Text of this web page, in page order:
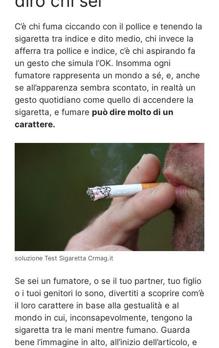
C’è chi fuma ciccando con il pollice e tenendo la
sigaretta tra indice e dito medio, chi invece la
afferra tra pollice e indice, c’è chi aspirando fa
un gesto che simula l’OK. Insomma ogni
fumatore rappresenta un mondo a sé, e, anche
se all’apparenza sembra scontato, in realtà un
gesto quotidiano come quello di accendere la
sigaretta, e fumare può dire molto di un
carattere.
soluzione Test Sigaretta Crmag.it
Se sei un fumatore, o se il tuo partner, tuo figlio
o i tuoi genitori lo sono, divertiti a scoprire com’è
il loro carattere in base alla gestualità e al
mondo in cui, inconsapevolmente, tengono la
sigaretta tra le mani mentre fumano. Guarda
bene l’immagine in alto, all’inizio dell’articolo, e